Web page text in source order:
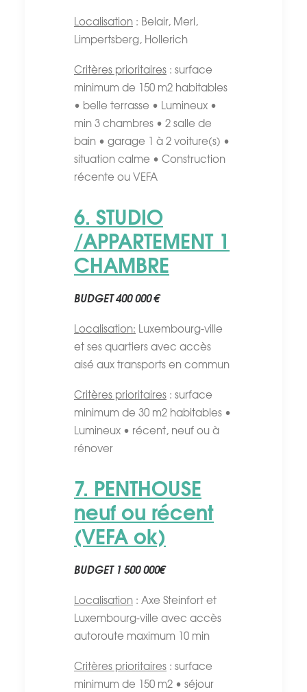
Localisation : Belair, Merl,
Limpertsberg, Hollerich
Critères prioritaires : surface
minimum de 150 m2 habitables
• belle terrasse • Lumineux •
min 3 chambres • 2 salle de
bain • garage 1 à 2 voiture(s) •
situation calme • Construction
récente ou VEFA
6. STUDIO
/APPARTEMENT 1
CHAMBRE
BUDGET 400 000 €
Localisation: Luxembourg-ville
et ses quartiers avec accès
aisé aux transports en commun
Critères prioritaires : surface
minimum de 30 m2 habitables •
Lumineux • récent, neuf ou à
rénover
7. PENTHOUSE
neuf ou récent
(VEFA ok)
BUDGET 1 500 000€
Localisation : Axe Steinfort et
Luxembourg-ville avec accès
autoroute maximum 10 min
Critères prioritaires : surface
minimum de 150 m2 • séjour